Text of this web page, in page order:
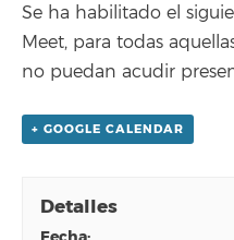
Se ha habilitado el
Meet, para todas
no puedan acudir
+ GOOGLE CALENDAR
Detalles